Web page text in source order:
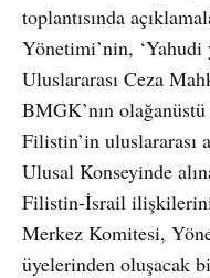
toplantısında
Yönetimi’nin, ‘Yahudi
Uluslararası Ceza
BMGK’nın olağanüstü
Filistin’in uluslararası
Ulusal Konseyinde
Filistin-İsrail
Merkez Komitesi,
üyelerinden oluşacak